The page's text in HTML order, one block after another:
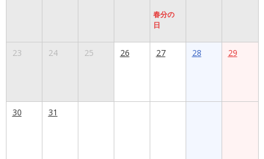
春分の
日
23 24 25 26 27 28 29
30 31